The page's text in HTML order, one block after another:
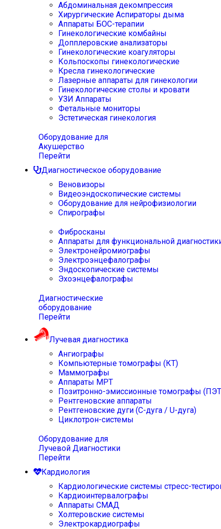
Абдоминальная декомпрессия
Хирургические Аспираторы дыма
Аппараты БОС-терапии
Гинекологические комбайны
Допплеровские анализаторы
Гинекологические коагуляторы
Кольпоскопы гинекологические
Кресла гинекологические
Лазерные аппараты для гинекологии
Гинекологические столы и кровати
УЗИ Аппараты
Фетальные мониторы
Эстетическая гинекология
Оборудование для
Акушерство
Перейти
Диагностическое оборудование
Веновизоры
Видеоэндоскопические системы
Оборудование для нейрофизиологии
Спирографы
Фибросканы
Аппараты для функциональной
Электронейромиографы
Электроэнцефалографы
Эндоскопические системы
Эхоэнцефалографы
Диагностические
оборудование
Перейти
Лучевая диагностика
Ангиографы
Компьютерные томографы (КТ)
Маммографы
Аппараты МРТ
Позитронно-эмиссионные томографы
Рентгеновские аппараты
Рентгеновские дуги (С-дуга / U-дуга)
Циклотрон-системы
Оборудование для
Лучевой Диагностики
Перейти
Кардиология
Кардиологические системы стресс-
Кардиоинтервалографы
Аппараты СМАД
Холтеровские системы
Электрокардиографы